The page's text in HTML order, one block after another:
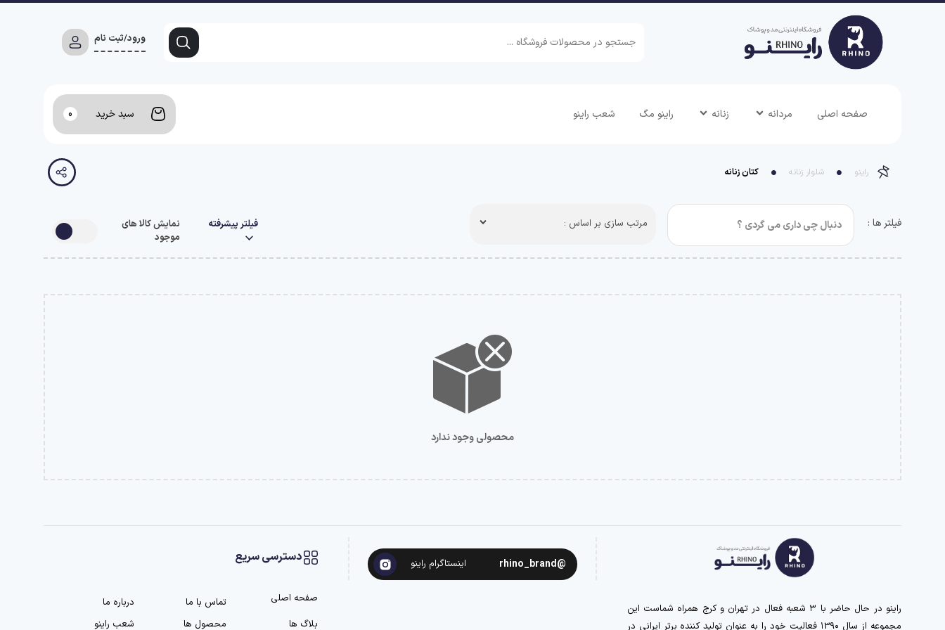
ورود/ثبت نام
صفحه اصلی مردانه زنانه راینو مگ شعب راینو سبد خرید 0
راینو شلوار زنانه کتان زنانه
فیلتر ها : مرتب سازی بر اساس : فیلتر پیشرفته
نمایش کالا های
موجود
محصولی وجود ندارد
راینو در حال حاضر با ۳ شعبه فعال در تهران و کرج همراه شماست این
مجموعه از سال ۱39۰ فعالیت خود را به عنوان تولید کننده برتر ایرانی در
@rhino_brand اینستاگرام راینو دسترسی سریع
صفحه اصلی تماس با ما
درباره ما
بلاگ ها
محصول ها شعب راینو